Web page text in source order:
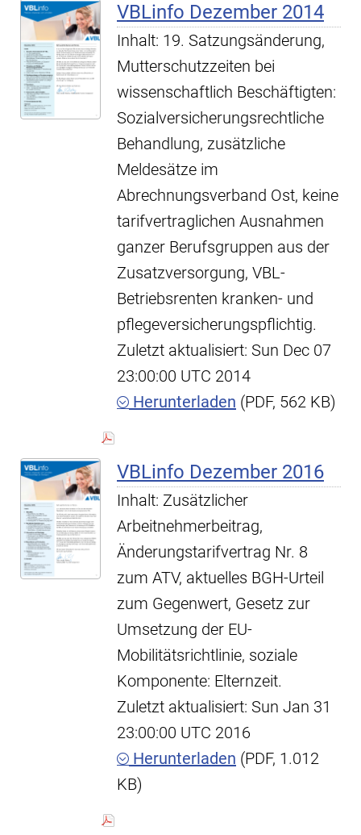
VBLinfo Dezember 2014
Inhalt: 19. Satzungsänderung,
Mutterschutzzeiten bei
wissenschaftlich Beschäftigten:
Sozialversicherungsrechtliche
Behandlung, zusätzliche
Meldesätze im
Abrechnungsverband Ost, keine
tarifvertraglichen Ausnahmen
ganzer Berufsgruppen aus der
Zusatzversorgung, VBL-
Betriebsrenten kranken- und
pflegeversicherungspflichtig.
Zuletzt aktualisiert: Sun Dec 07
23:00:00 UTC 2014
Herunterladen (PDF, 562 KB)
VBLinfo Dezember 2016
Inhalt: Zusätzlicher
Arbeitnehmerbeitrag,
Änderungstarifvertrag Nr. 8
zum ATV, aktuelles BGH-Urteil
zum Gegenwert, Gesetz zur
Umsetzung der EU-
Mobilitätsrichtlinie, soziale
Komponente: Elternzeit.
Zuletzt aktualisiert: Sun Jan 31
23:00:00 UTC 2016
Herunterladen (PDF, 1.012
KB)